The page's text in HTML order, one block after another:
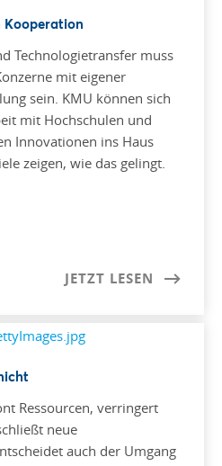
Technologietransfer muss
mit eigener
sein. KMU können sich
mit Hochschulen und
Innovationen ins Haus
zeigen, wie das gelingt.
JETZT LESEN
Ressourcen, verringert
neue
auch der Umgang